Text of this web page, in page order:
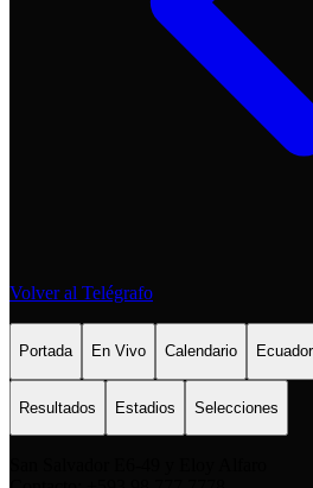
Volver al Telégrafo
Portada En Vivo Calendario Ecuador
Resultados Estadios Selecciones